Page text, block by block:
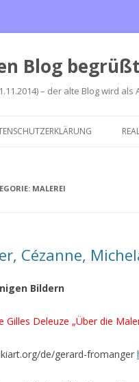
Blog
– der alte Blog wird
MALEREI
Cézanne,
Bildern
Gilles Deleuze „Über die
de/gerard-fromanger